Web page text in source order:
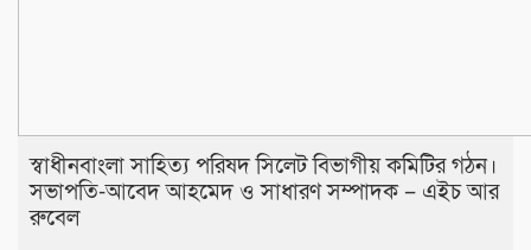
স্বাধীনবাংলা সাহিত্য পরিষদ সিলেট বিভাগীয় কমিটির গঠন।
সভাপতি-আবেদ আহমেদ ও সাধারণ সম্পাদক – এইচ আর
রুবেল